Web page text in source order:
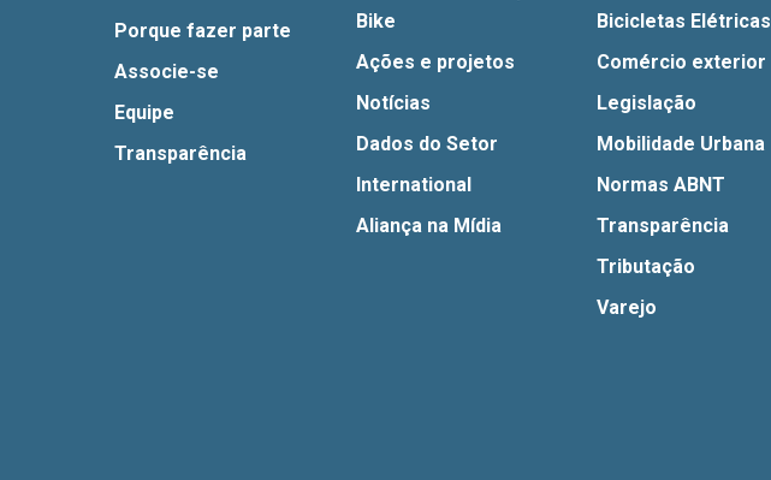
Porque fazer parte
Associe-se
Equipe
Transparência
Bike
Ações e projetos
Notícias
Dados do Setor
International
Aliança na Mídia
Bicicletas Elétricas
Comércio exterior
Legislação
Mobilidade Urbana
Normas ABNT
Transparência
Tributação
Varejo